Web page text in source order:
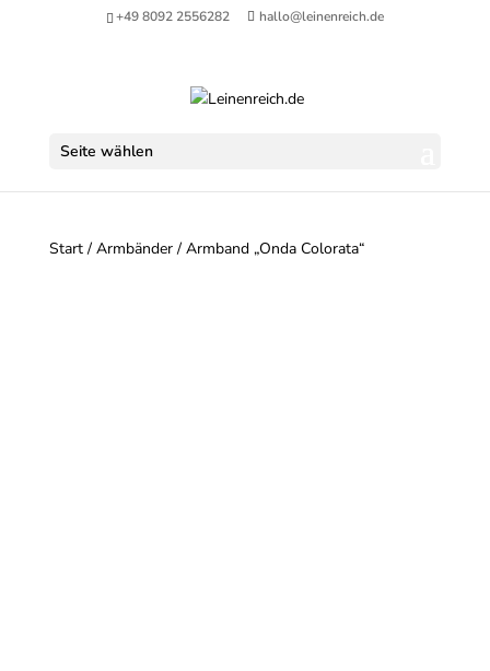
+49 8092 2556282 hallo@leinenreich.de
Seite wählen
Start/ Armbänder/ Armband „Onda Colorata“